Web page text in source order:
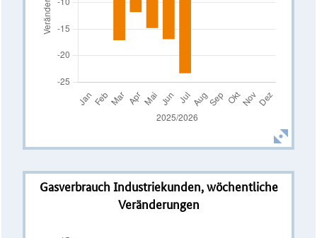
Gasverbrauch Industriekunden, wöchentliche
Veränderungen